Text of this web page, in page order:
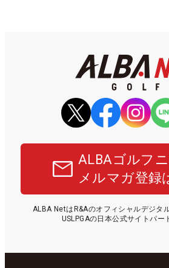
ALBAゴルフ
メルマガ登録
ALBA NetはR&Aのオフィシャルデジタ
USLPGAの日本公式サイトパー